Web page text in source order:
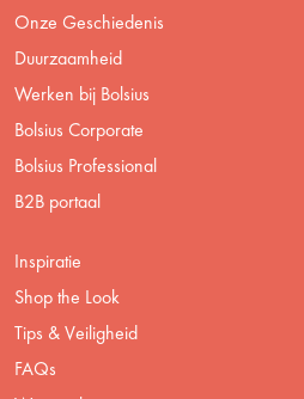
Onze Geschiedenis
Duurzaamheid
Werken bij Bolsius
Bolsius Corporate
Bolsius Professional
B2B portaal
Inspiratie
Shop the Look
Tips & Veiligheid
FAQs